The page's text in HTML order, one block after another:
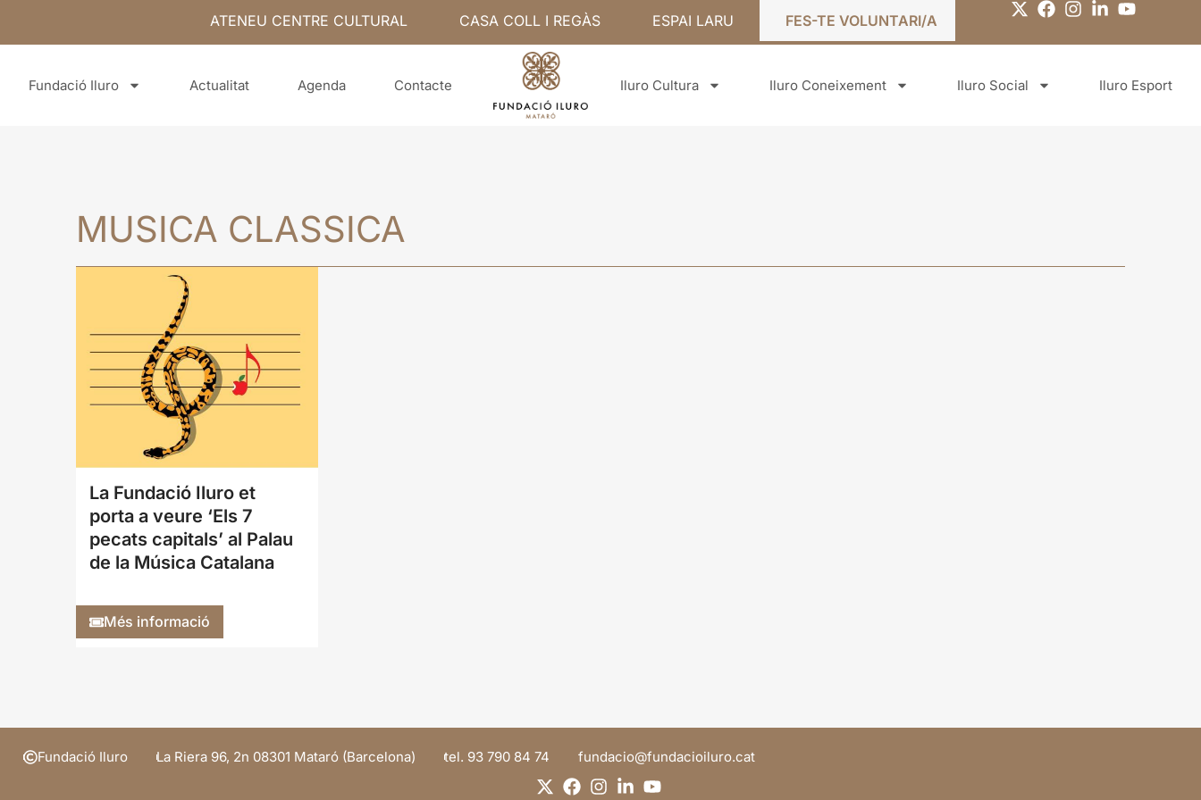
ATENEU CENTRE CULTURAL CASA COLL I REGÀS ESPAI LARU FES-TE VOLUNTARI/A
Fundació Iluro Actualitat Agenda Contacte Iluro Cultura Iluro Coneixement Iluro Social Iluro Esport
MUSICA CLASSICA
La Fundació Iluro et
porta a veure ‘Els 7
pecats capitals’ al Palau
de la Música Catalana
Més informació
Fundació Iluro La Riera 96, 2n 08301 Mataró (Barcelona) tel. 93 790 84 74 tac.orulioicadnuf
@oicadnuf